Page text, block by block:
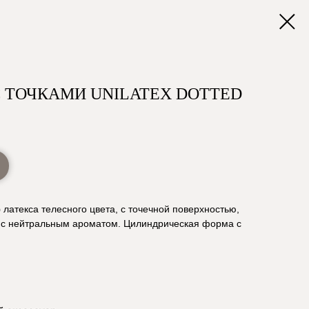
UNILATEX DOTTED
телесного цвета, с точечной поверхностью,
с нейтральным ароматом. Цилиндрическая форма с